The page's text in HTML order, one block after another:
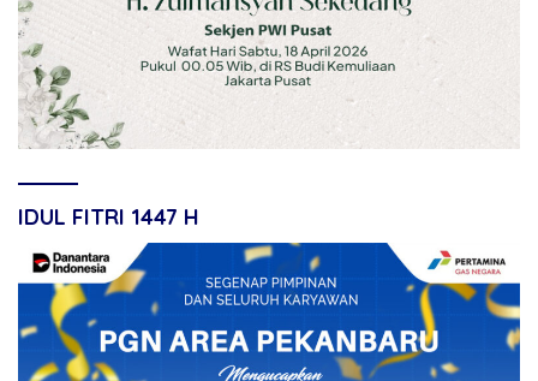
IDUL FITRI 1447 H